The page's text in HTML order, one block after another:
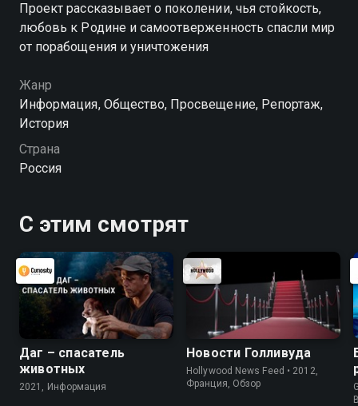
Проект рассказывает о поколении, чья стойкость,
любовь к Родине и самоотверженность спасли мир
от порабощения и уничтожения
Жанр
Информация, Общество, Просвещение, Репортаж,
История
Страна
Россия
С этим смотрят
Даг – спасатель
животных
2021, Информация
Новости Голливуда
Hollywood News Feed • 2012,
Франция, Обзор